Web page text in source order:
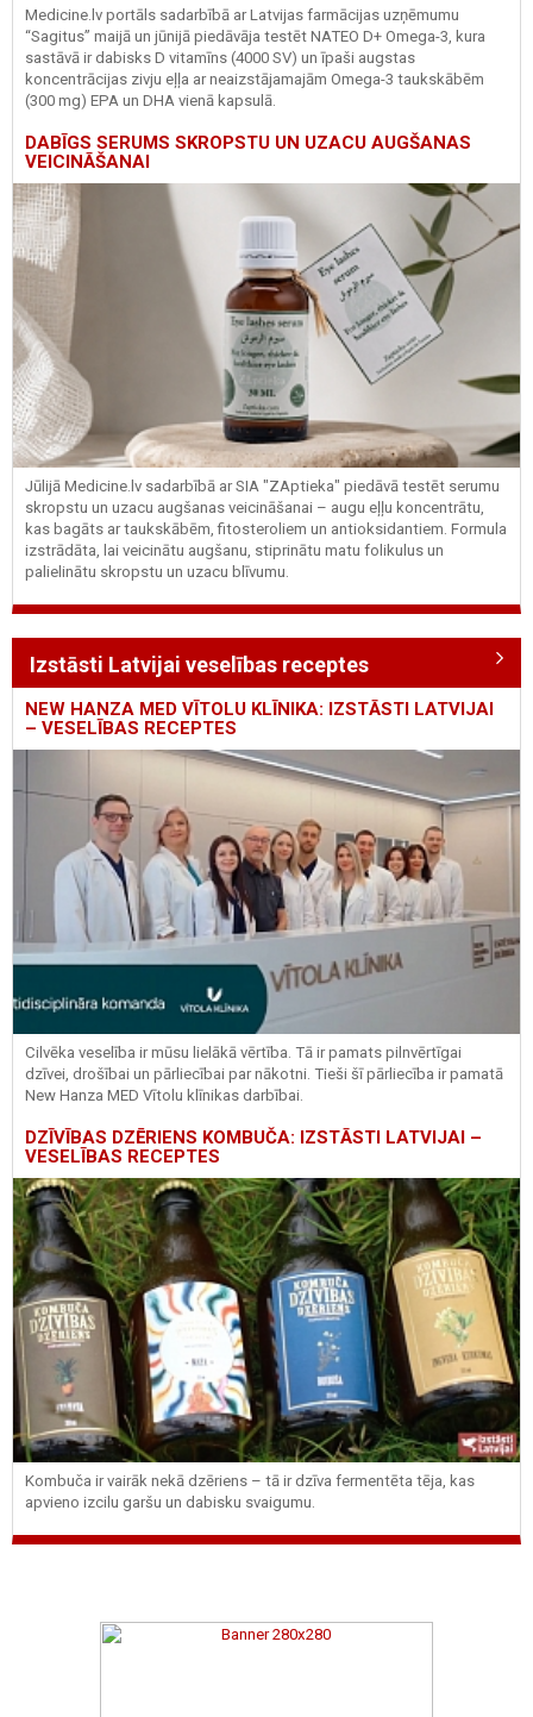
Medicine.lv portāls sadarbībā ar Latvijas farmācijas uzņēmumu
“Sagitus” maijā un jūnijā piedāvāja testēt NATEO D+ Omega-3, kura
sastāvā ir dabisks D vitamīns (4000 SV) un īpaši augstas
koncentrācijas zivju eļļa ar neaizstājamajām Omega-3 taukskābēm
(300 mg) EPA un DHA vienā kapsulā.
DABĪGS SERUMS SKROPSTU UN UZACU AUGŠANAS
VEICINĀŠANAI
Jūlijā Medicine.lv sadarbībā ar SIA "ZAptieka" piedāvā testēt serumu
skropstu un uzacu augšanas veicināšanai – augu eļļu koncentrātu,
kas bagāts ar taukskābēm, fitosteroliem un antioksidantiem. Formula
izstrādāta, lai veicinātu augšanu, stiprinātu matu folikulus un
palielinātu skropstu un uzacu blīvumu.
Izstāsti Latvijai veselības receptes
NEW HANZA MED VĪTOLU KLĪNIKA: IZSTĀSTI LATVIJAI
– VESELĪBAS RECEPTES
Cilvēka veselība ir mūsu lielākā vērtība. Tā ir pamats pilnvērtīgai
dzīvei, drošībai un pārliecībai par nākotni. Tieši šī pārliecība ir pamatā
New Hanza MED Vītolu klīnikas darbībai.
DZĪVĪBAS DZĒRIENS KOMBUČA: IZSTĀSTI LATVIJAI –
VESELĪBAS RECEPTES
Kombuča ir vairāk nekā dzēriens – tā ir dzīva fermentēta tēja, kas
apvieno izcilu garšu un dabisku svaigumu.